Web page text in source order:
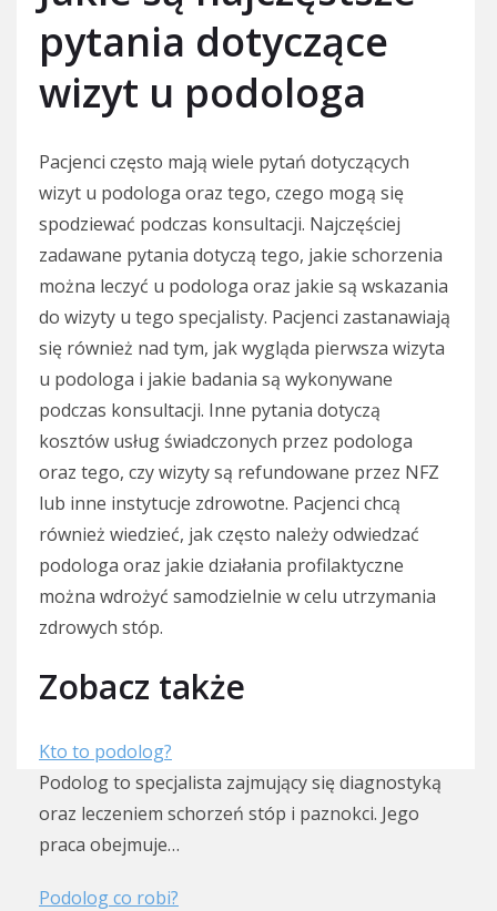
pytania dotyczące
wizyt u podologa
Pacjenci często mają wiele pytań dotyczących
wizyt u podologa oraz tego, czego mogą się
spodziewać podczas konsultacji. Najczęściej
zadawane pytania dotyczą tego, jakie schorzenia
można leczyć u podologa oraz jakie są wskazania
do wizyty u tego specjalisty. Pacjenci zastanawiają
się również nad tym, jak wygląda pierwsza wizyta
u podologa i jakie badania są wykonywane
podczas konsultacji. Inne pytania dotyczą
kosztów usług świadczonych przez podologa
oraz tego, czy wizyty są refundowane przez NFZ
lub inne instytucje zdrowotne. Pacjenci chcą
również wiedzieć, jak często należy odwiedzać
podologa oraz jakie działania profilaktyczne
można wdrożyć samodzielnie w celu utrzymania
zdrowych stóp.
Zobacz także
Kto to podolog?
Podolog to specjalista zajmujący się diagnostyką
oraz leczeniem schorzeń stóp i paznokci. Jego
praca obejmuje…
Podolog co robi?